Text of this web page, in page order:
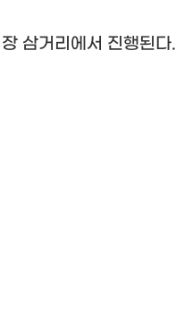
삼거리에서 진행된다.